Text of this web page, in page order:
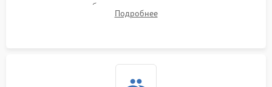
1000 ₽
1800 ₽
сопротивления обмоток мотора, проверка термостата и
считывание кодов ошибок с электронного дисплея.
Подробнее